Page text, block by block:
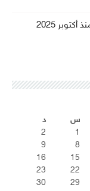
مسؤولة بالستاغ: التحضيرات للصيف انطلقت منذ أكتوبر 2025
س
د
1
2
8
9
15
16
22
23
29
30